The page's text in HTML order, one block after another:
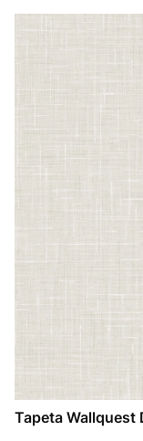
Tapeta Wallquest